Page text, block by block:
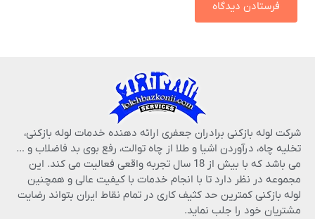
شرکت لوله بازکنی برادران جعفری ارائه دهنده خدمات لوله بازکنی،
تخلیه چاه، درآوردن اشیا و طلا از چاه توالت، رفع بوی بد فاضلاب و …
می باشد که با بیش از 18 سال تجربه واقعی فعالیت می کند. این
مجموعه در نظر دارد تا با انجام خدمات با کیفیت عالی و همچنین
لوله بازکنی کمترین حد کثیف کاری در تمام نقاط ایران بتواند رضایت
مشتریان خود را جلب نماید.